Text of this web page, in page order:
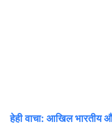
हेही वाचा: आखिल भारतीय